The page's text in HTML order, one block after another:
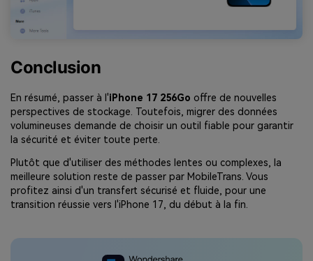
Conclusion
En résumé, passer à l'iPhone 17 256Go offre de nouvelles
perspectives de stockage. Toutefois, migrer des données
volumineuses demande de choisir un outil fiable pour garantir
la sécurité et éviter toute perte.
Plutôt que d'utiliser des méthodes lentes ou complexes, la
meilleure solution reste de passer par MobileTrans. Vous
profitez ainsi d'un transfert sécurisé et fluide, pour une
transition réussie vers l'iPhone 17, du début à la fin.